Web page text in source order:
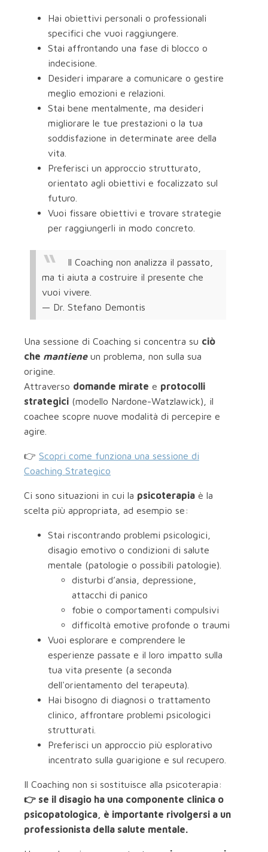
Hai obiettivi personali o professionali
specifici che vuoi raggiungere.
Stai affrontando una fase di blocco o
indecisione.
Desideri imparare a comunicare o gestire
meglio emozioni e relazioni.
Stai bene mentalmente, ma desideri
migliorare le tue prestazioni o la tua
soddisfazione in determinate aree della
vita.
Preferisci un approccio strutturato,
orientato agli obiettivi e focalizzato sul
futuro.
Vuoi fissare obiettivi e trovare strategie
per raggiungerli in modo concreto.
Il Coaching non analizza il passato,
ma ti aiuta a costruire il presente che
vuoi vivere.
— Dr. Stefano Demontis
Una sessione di Coaching si concentra su ciò
che mantieneun problema, non sulla sua
origine.
Attraverso domande mirate e protocolli
strategici (modello Nardone-Watzlawick), il
coachee scopre nuove modalità di percepire e
agire.
👉 Scopri come funziona una sessione di
Coaching Strategico
Ci sono situazioni in cui la psicoterapia è la
scelta più appropriata, ad esempio se:
Stai riscontrando problemi psicologici,
disagio emotivo o condizioni di salute
mentale (patologie o possibili patologie).
disturbi d’ansia, depressione,
attacchi di panico
fobie o comportamenti compulsivi
difficoltà emotive profonde o traumi
Vuoi esplorare e comprendere le
esperienze passate e il loro impatto sulla
tua vita presente (a seconda
dell'orientamento del terapeuta).
Hai bisogno di diagnosi o trattamento
clinico, affrontare problemi psicologici
strutturati.
Preferisci un approccio più esplorativo
incentrato sulla guarigione e sul recupero.
Il Coaching non si sostituisce alla psicoterapia:
👉 se il disagio ha una componente clinica o
psicopatologica, è importante rivolgersi a un
professionista della salute mentale.